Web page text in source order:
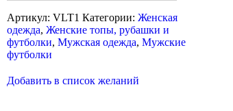
Артикул: VLT1 Категории: Женская
одежда, Женские топы, рубашки и
футболки, Мужская одежда, Мужские
футболки
Добавить в список желаний